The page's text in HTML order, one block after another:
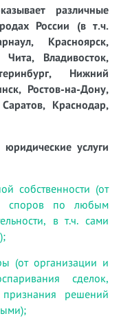
различные
России (в т.ч.
Красноярск,
Владивосток,
Нижний
Ростов-на-Дону,
Краснодар,
услуги
собственности (от
споров по любым
в т.ч. сами
(от организации и
сделок,
решений